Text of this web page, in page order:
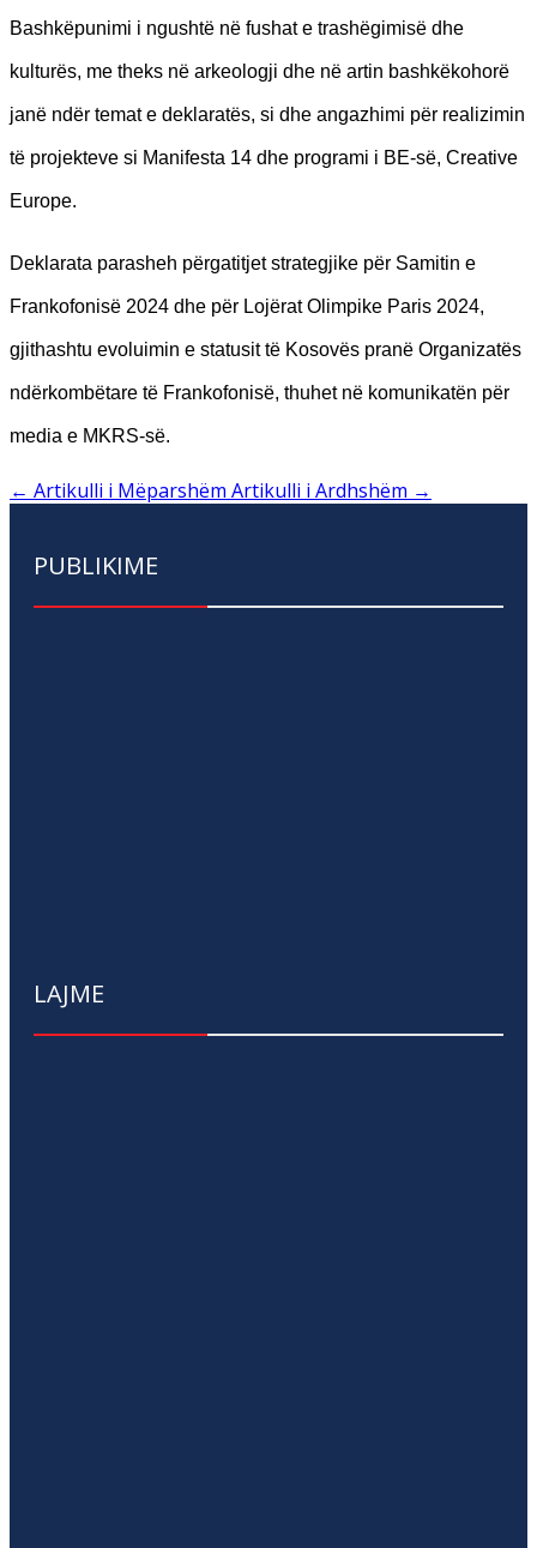
Bashkëpunimi i ngushtë në fushat e trashëgimisë dhe
kulturës, me theks në arkeologji dhe në artin bashkëkohorë
janë ndër temat e deklaratës, si dhe angazhimi për realizimin
të projekteve si Manifesta 14 dhe programi i BE-së, Creative
Europe.
Deklarata parasheh përgatitjet strategjike për Samitin e
Frankofonisë 2024 dhe për Lojërat Olimpike Paris 2024,
gjithashtu evoluimin e statusit të Kosovës pranë Organizatës
ndërkombëtare të Frankofonisë, thuhet në komunikatën për
media e MKRS-së.
← Artikulli i Mëparshëm Artikulli i Ardhshëm →
PUBLIKIME
LAJME